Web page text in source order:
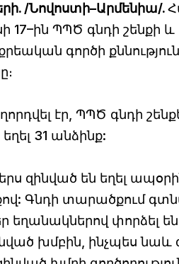
/Նովոստի–Արմենիա/.
17–ին ՊՊԾ գնդի
գործի
էր, ՊՊԾ գնդի
31 անձինք:
զինված են եղել
Գնդի տարածքում
եղանակներով փորձել
խմբին, ինչպես նաև